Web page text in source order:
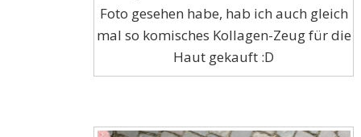
Foto gesehen habe, hab ich auch gleich
mal so komisches Kollagen-Zeug für die
Haut gekauft :D